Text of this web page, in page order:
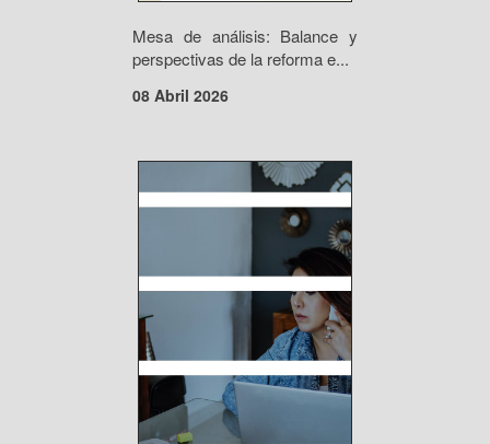
Mesa de análisis: Balance y
perspectivas de la reforma e...
08 Abril 2026